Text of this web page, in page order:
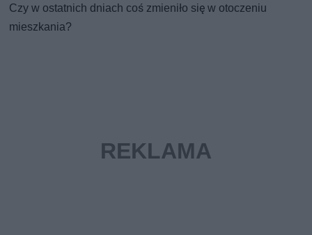
Czy w ostatnich dniach coś zmieniło się w otoczeniu
mieszkania?